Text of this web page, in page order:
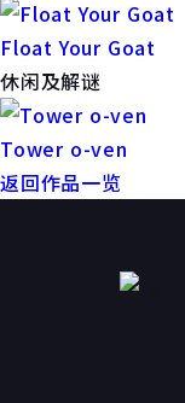
Float Your Goat
休闲及解谜
Tower o-ven
返回作品一览